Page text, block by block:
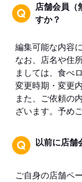
店舗会員（
すか？
編集可能な内容
なお、店名や住
ましては、食べ
変更時期・変更
また、ご依頼の
ざいます。予め
以前に店舗
ご自身の店舗ペ